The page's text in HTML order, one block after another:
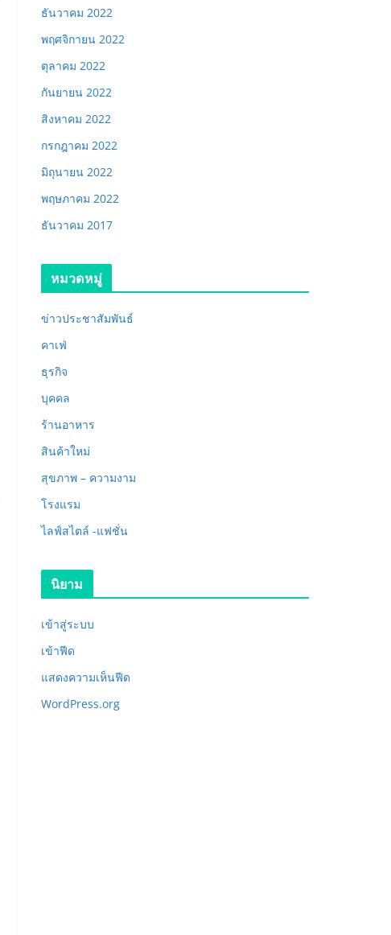
ธันวาคม 2022
พฤศจิกายน 2022
ตุลาคม 2022
กันยายน 2022
สิงหาคม 2022
กรกฎาคม 2022
มิถุนายน 2022
พฤษภาคม 2022
ธันวาคม 2017
หมวดหมู่
ข่าวประชาสัมพันธ์
คาเฟ่
ธุรกิจ
บุคคล
ร้านอาหาร
สินค้าใหม่
สุขภาพ – ความงาม
โรงแรม
ไลฟ์สไตล์ -แฟชั่น
นิยาม
เข้าสู่ระบบ
เข้าฟีด
แสดงความเห็นฟีด
WordPress.org